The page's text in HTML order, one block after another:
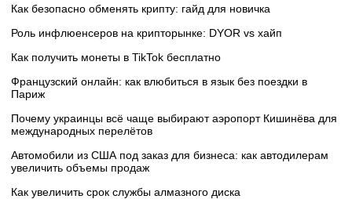
Как безопасно обменять крипту: гайд для новичка
Роль инфлюенсеров на крипторынке: DYOR vs хайп
Как получить монеты в TikTok бесплатно
Французский онлайн: как влюбиться в язык без поездки в
Париж
Почему украинцы всё чаще выбирают аэропорт Кишинёва для
международных перелётов
Автомобили из США под заказ для бизнеса: как автодилерам
увеличить объемы продаж
Как увеличить срок службы алмазного диска